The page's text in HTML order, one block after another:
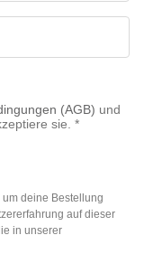
(AGB) und
sie. *
deine Bestellung
auf dieser
in unserer